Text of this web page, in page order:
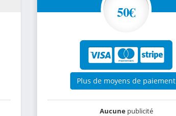
50€
Plus de moyens de paiement
Aucunepublicité